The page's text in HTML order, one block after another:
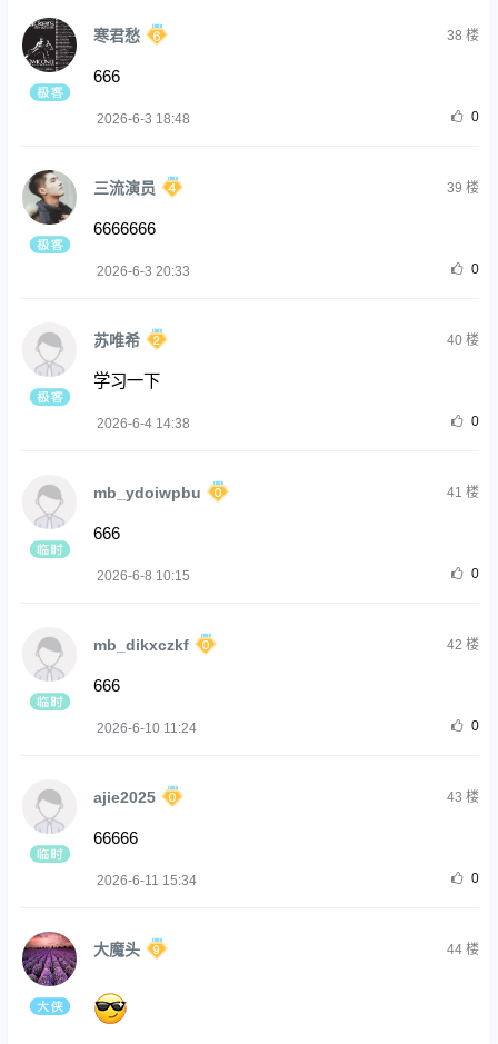
寒君愁 38 楼
666
2026-6-3 18:48 0
三流演员 39 楼
6666666
2026-6-3 20:33 0
苏唯希 40楼
学习一下
2026-6-4 14:38 0
mb_ydoiwpbu 41 楼
666
2026-6-8 10:15 0
mb_dikxczkf 42 楼
666
2026-6-10 11:24 0
ajie2025 43 楼
66666
2026-6-11 15:34 0
大魔头 44楼